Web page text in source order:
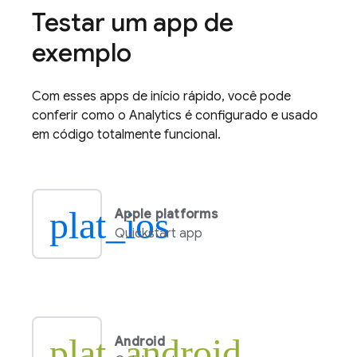
Testar um app de
exemplo
Com esses apps de início rápido, você pode
conferir como o Analytics é configurado e usado
em código totalmente funcional.
plat_ios
Apple platforms
Quickstart app
Android